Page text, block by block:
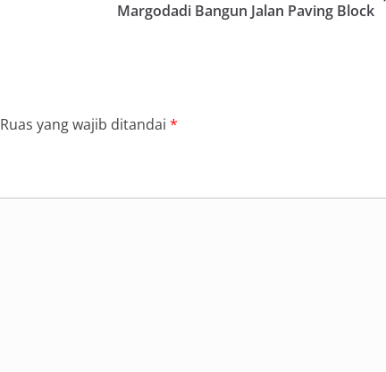
Margodadi Bangun Jalan Paving Block
Ruas yang wajib ditandai *